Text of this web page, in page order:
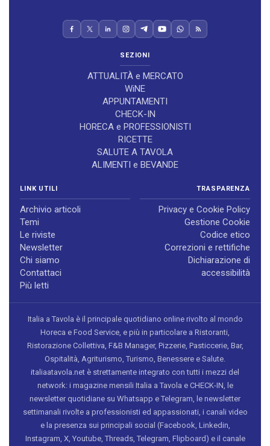
SEZIONI
ATTUALITÀ e MERCATO
WiNE
APPUNTAMENTI
CHECK-IN
HORECA e PROFESSIONISTI
RICETTE
SALUTE A TAVOLA
ALIMENTI e BEVANDE
LINK UTILI
Archivio articoli
Temi
Le riviste
Newsletter
Chi siamo
Contattaci
Più letti
TRASPARENZA
Privacy e Cookie Policy
Gestione Cookie
Codice etico
Correzioni e rettifiche
Dichiarazione di
accessibilità
Italia a Tavola è il principale quotidiano online rivolto al mondo
Horeca e Food Service, e più in particolare a Ristoranti,
Ristorazione Collettiva, F&B Manager, Pizzerie, Pasticcerie, Bar,
Ospitalità, Agriturismo, Turismo, Benessere e Salute.
italiaatavola.net è strettamente integrato con tutti i mezzi del
network: i magazine mensili Italia a Tavola e CHECK-IN, le
newsletter quotidiane su Whatsapp e Telegram, le newsletter
settimanali rivolte a professionisti ed appassionati, i canali video
e la presenza sui principali social (Facebook, Linkedin,
Instagram, X, Youtube, Threads, Telegram, Flipboard) e il canale